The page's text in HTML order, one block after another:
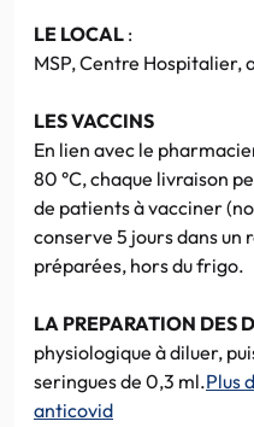
LE LOCAL :
MSP, Centre Hospitalier,
LES VACCINS
En lien avec le
80 °C, chaque livraison
de patients à vacciner
conserve 5 jours dans un
préparées, hors du frigo.
LA PREPARATION DES
physiologique à diluer,
seringues de 0,3 ml.Plus
anticovid